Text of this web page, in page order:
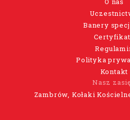
Banery
Polityka
Kontakt
Nasz
Zambrów, Kołaki